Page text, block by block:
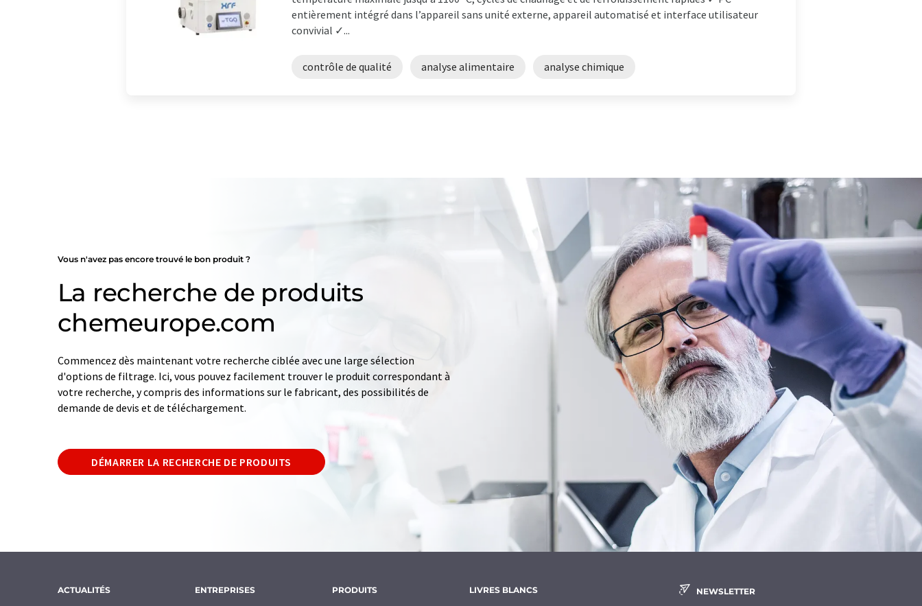
entièrement intégré dans l’appareil sans unité externe, appareil automatisé et interface utilisateur
convivial ✓...
contrôle de qualité analyse alimentaire analyse chimique
Vous n'avez pas encore trouvé le bon produit ?
La recherche de produits
chemeurope.com
Commencez dès maintenant votre recherche ciblée avec une large sélection
d'options de filtrage. Ici, vous pouvez facilement trouver le produit correspondant à
votre recherche, y compris des informations sur le fabricant, des possibilités de
demande de devis et de téléchargement.
DÉMARRER LA RECHERCHE DE PRODUITS
ACTUALITÉS ENTREPRISES PRODUITS LIVRES BLANCS NEWSLETTER